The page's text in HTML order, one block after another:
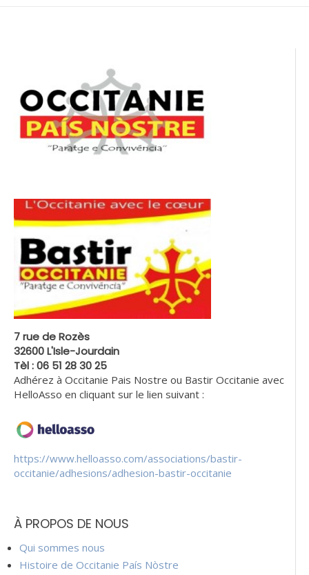
7 rue de Rozès
32600 L'Isle-Jourdain
Tèl : 06 51 28 30 25
Adhérez à Occitanie Pais Nostre ou Bastir Occitanie avec
HelloAsso en cliquant sur le lien suivant :
https://www.helloasso.com/associations/bastir-
occitanie/adhesions/adhesion-bastir-occitanie
À PROPOS DE NOUS
Qui sommes nous
Histoire de Occitanie País Nòstre